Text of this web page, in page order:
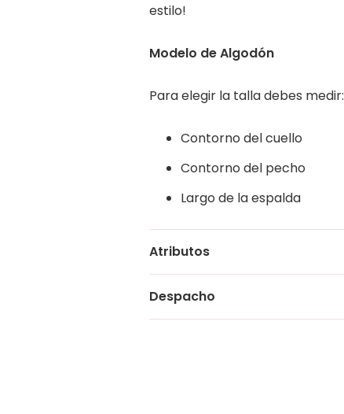
estilo!
Modelo de Algodón
Para elegir la talla debes medir:
Contorno del cuello
Contorno del pecho
Largo de la espalda
Atributos
Despacho